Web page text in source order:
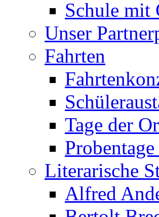
Schule mit
Unser
Fahrten
Tage der
Literarische
Alfred